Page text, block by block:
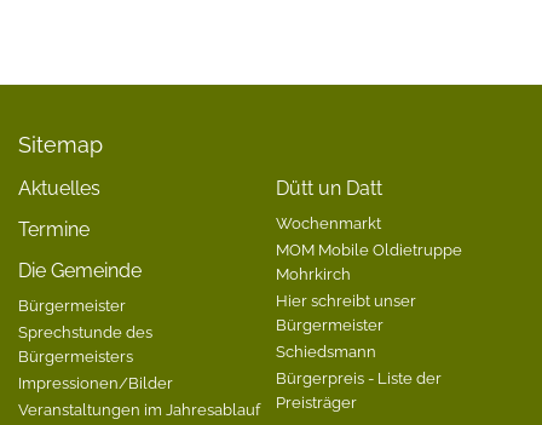
Sitemap
Aktuelles
Termine
Die Gemeinde
Bürgermeister
Sprechstunde des
Bürgermeisters
Impressionen/Bilder
Veranstaltungen im Jahresablauf
Dütt un Datt
Wochenmarkt
MOM Mobile Oldietruppe
Mohrkirch
Hier schreibt unser
Bürgermeister
Schiedsmann
Bürgerpreis - Liste der
Preisträger